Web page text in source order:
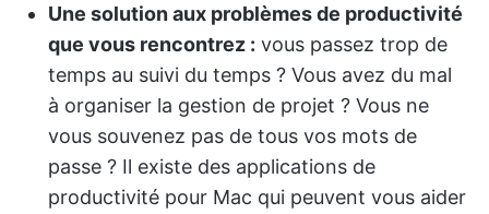
Une solution aux problèmes de productivité
que vous rencontrez : vous passez trop de
temps au suivi du temps ? Vous avez du mal
à organiser la gestion de projet ? Vous ne
vous souvenez pas de tous vos mots de
passe ? Il existe des applications de
productivité pour Mac qui peuvent vous aider